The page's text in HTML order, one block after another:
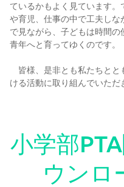
いじ
ているかもよく見ています
や育児、仕事の中で工夫しな
で見ながら、子どもは時間
青年へと育ってゆくのです。
皆様、是非とも私たちと
ける活動に取り組んでいただ
小学部
ウンロ